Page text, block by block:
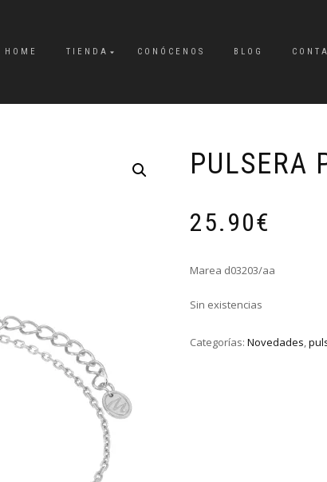
HOME TIENDA CONÓCENOS BLOG
PULSERA
25.90€
Marea d03203/aa
Sin existencias
Categorías: Novedades,